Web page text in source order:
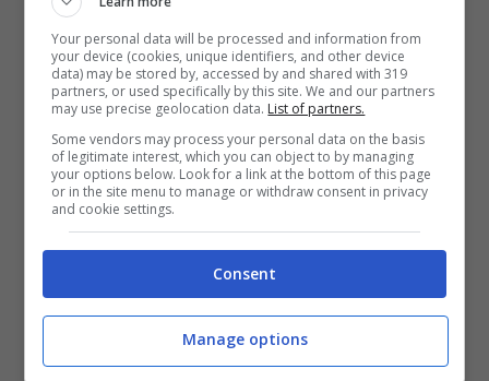
Inter, Zielinski è la pietra
dello scandalo: che
accuse da Napoli
Per la prossima stagione, tra i colpi a
parametro zero di Marotta potrebbe
Zielinski. Per il quale l’Inter ha
in serbo un contratto daoltre 4 milioni di
euro a stagione, proposta che potrebbe
Your personal data will be processed and information from
your device (cookies, unique identifiers, and other device
data) may be stored by, accessed by and shared with 319
partners, or used specifically by this site. We and our partners
may use precise geolocation data. List of partners.
Some vendors may process your personal data on the basis
of legitimate interest, which you can object to by managing
your options below. Look for a link at the bottom of this page
or in the site menu to manage or withdraw consent in privacy
and cookie settings.
Consent
Manage options